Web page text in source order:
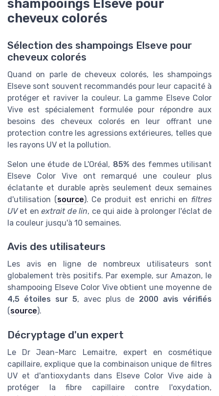
shampooings Elseve pour
cheveux colorés
Sélection des shampoings Elseve pour
cheveux colorés
Quand on parle de cheveux colorés, les shampoings
Elseve sont souvent recommandés pour leur capacité à
protéger et raviver la couleur. La gamme Elseve Color
Vive est spécialement formulée pour répondre aux
besoins des cheveux colorés en leur offrant une
protection contre les agressions extérieures, telles que
les rayons UV et la pollution.
Selon une étude de L'Oréal, 85% des femmes utilisant
Elseve Color Vive ont remarqué une couleur plus
éclatante et durable après seulement deux semaines
d'utilisation (source). Ce produit est enrichi en filtres
UVet enextrait de lin, ce qui aide à prolonger l'éclat de
la couleur jusqu'à 10 semaines.
Avis des utilisateurs
Les avis en ligne de nombreux utilisateurs sont
globalement très positifs. Par exemple, sur Amazon, le
shampooing Elseve Color Vive obtient une moyenne de
4,5 étoiles sur 5, avec plus de 2000 avis vérifiés
(source).
Décryptage d'un expert
Le Dr Jean-Marc Lemaitre, expert en cosmétique
capillaire, explique que la combinaison unique de filtres
UV et d'antioxydants dans Elseve Color Vive aide à
protéger la fibre capillaire contre l'oxydation,